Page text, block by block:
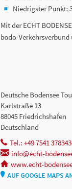
Niedrigster Punkt:
Mit der ECHT
bodo-
Deutsche Bodensee
Karlstraße 13
88045 Friedrichshafen
Deutschland
Tel.: +49 7541
info@echt-
www.echt-
AUF GOOGLE MAPS